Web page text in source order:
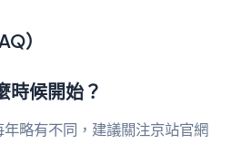
）
時候開始？
略有不同，建議關注京站官網